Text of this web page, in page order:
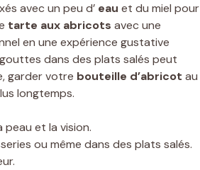
avec un peu d’ eau et du miel pour
tarte aux abricots avec une
en une expérience gustative
dans des plats salés peut
garder votre bouteille d’abricot au
longtemps.
peau et la vision.
ou même dans des plats salés.